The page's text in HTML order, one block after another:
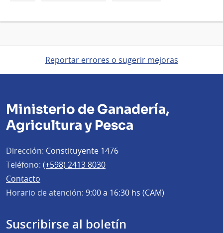
Reportar errores o sugerir mejoras
Ministerio de Ganadería,
Agricultura y Pesca
Dirección: Constituyente 1476
Teléfono: (+598) 2413 8030
Contacto
Horario de atención: 9:00 a 16:30 hs (CAM)
Suscribirse al boletín